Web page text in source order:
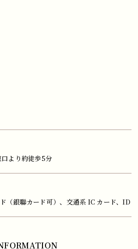
より約徒歩5分
（銀聯カード可）、交通系 IC カード、ID